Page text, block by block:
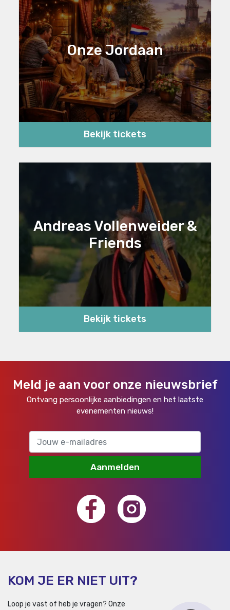
Onze Jordaan
Bekijk tickets
Andreas Vollenweider &
Friends
Bekijk tickets
Meld je aan voor onze nieuwsbrief
Ontvang persoonlijke aanbiedingen en het laatste
evenementen nieuws!
Aanmelden
KOM JE ER NIET UIT?
Loop je vast of heb je vragen? Onze